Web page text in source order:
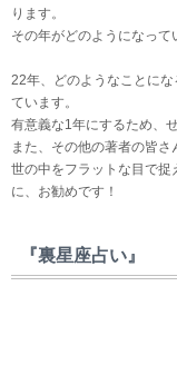
ります。
その年がどのようになって
22年、どのようなことに
ています。
有意義な1年にするため、
また、その他の著者の皆さ
世の中をフラットな目で
に、お勧めです！
『裏星座占い』